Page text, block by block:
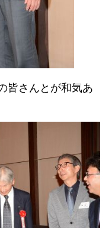
皆さんとが和気あ